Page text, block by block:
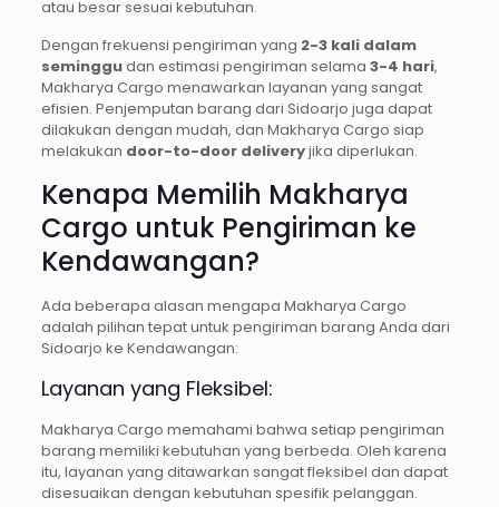
atau besar sesuai kebutuhan.
Dengan frekuensi pengiriman yang 2-3 kali dalam
seminggudan estimasi pengiriman selama 3-4 hari,
Makharya Cargo menawarkan layanan yang sangat
efisien. Penjemputan barang dari Sidoarjo juga dapat
dilakukan dengan mudah, dan Makharya Cargo siap
melakukan door-to-door deliveryjika diperlukan.
Kenapa Memilih Makharya
Cargo untuk Pengiriman ke
Kendawangan?
Ada beberapa alasan mengapa Makharya Cargo
adalah pilihan tepat untuk pengiriman barang Anda dari
Sidoarjo ke Kendawangan:
Layanan yang Fleksibel:
Makharya Cargo memahami bahwa setiap pengiriman
barang memiliki kebutuhan yang berbeda. Oleh karena
itu, layanan yang ditawarkan sangat fleksibel dan dapat
disesuaikan dengan kebutuhan spesifik pelanggan.